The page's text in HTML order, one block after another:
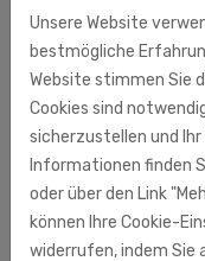
wöchentlich
Ingredients: Aqua,
liquidum, Urea,
Glyceryl Stearate,
Acid, Caprylyl Glycol
Phosphate,
Rubus Idaeus
Triethanolamine,
Unsere Website
bestmögliche
Website stimmen Sie
Cookies sind
sicherzustellen und
Informationen finden
oder über den Link
können Ihre Cookie-
widerrufen, indem Sie